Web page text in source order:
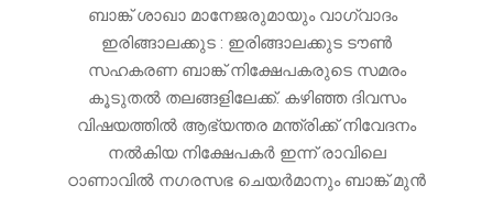
ബാങ്ക് ശാഖാ മാനേജരുമായും വാഗ്വാദം
ഇരിങ്ങാലക്കുട : ഇരിങ്ങാലക്കുട ടൗൺ
സഹകരണ ബാങ്ക് നിക്ഷേപകരുടെ സമരം
കൂടുതൽ തലങ്ങളിലേക്ക്. കഴിഞ്ഞ ദിവസം
വിഷയത്തിൽ ആഭ്യന്തര മന്ത്രിക്ക് നിവേദനം
നൽകിയ നിക്ഷേപകർ ഇന്ന് രാവിലെ
ഠാണാവിൽ നഗരസഭ ചെയർമാനും ബാങ്ക് മുൻ